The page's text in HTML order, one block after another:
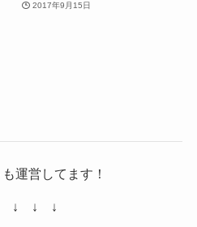
2017年9月15日
運営してます！
↓ ↓ ↓